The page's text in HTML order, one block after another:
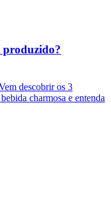
produzido?
descobrir os 3
charmosa e entenda